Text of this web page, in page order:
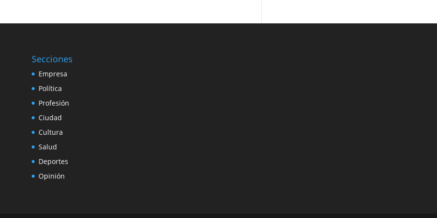
Secciones
Empresa
Política
Profesión
Ciudad
Cultura
Salud
Deportes
Opinión